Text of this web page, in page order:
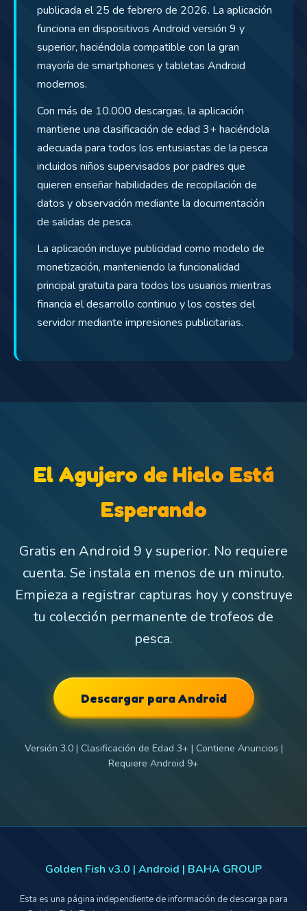
publicada el 25 de febrero de 2026. La aplicación
funciona en dispositivos Android versión 9 y
superior, haciéndola compatible con la gran
mayoría de smartphones y tabletas Android
modernos.
Con más de 10.000 descargas, la aplicación
mantiene una clasificación de edad 3+ haciéndola
adecuada para todos los entusiastas de la pesca
incluidos niños supervisados por padres que
quieren enseñar habilidades de recopilación de
datos y observación mediante la documentación
de salidas de pesca.
La aplicación incluye publicidad como modelo de
monetización, manteniendo la funcionalidad
principal gratuita para todos los usuarios mientras
financia el desarrollo continuo y los costes del
servidor mediante impresiones publicitarias.
El Agujero de Hielo Está
Esperando
Gratis en Android 9 y superior. No requiere
cuenta. Se instala en menos de un minuto.
Empieza a registrar capturas hoy y construye
tu colección permanente de trofeos de
pesca.
Descargar para Android
Versión 3.0 | Clasificación de Edad 3+ | Contiene Anuncios |
Requiere Android 9+
Golden Fish v3.0 | Android | BAHA GROUP
Esta es una página independiente de información de descarga para